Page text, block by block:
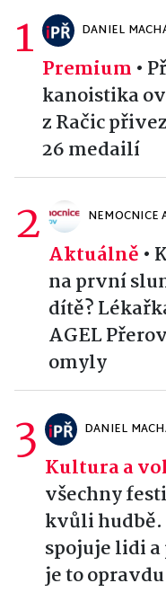
1 DANIEL
Premium •
kanoistika
z Račic
26 medailí
2 NEMOCNICE
Aktuálně •
na první
dítě?
AGEL
omyly
3 DANIEL
Kultura a
všechny
kvůli
spojuje lidi
je to